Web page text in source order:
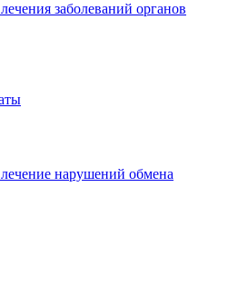
заболеваний органов
нарушений обмена